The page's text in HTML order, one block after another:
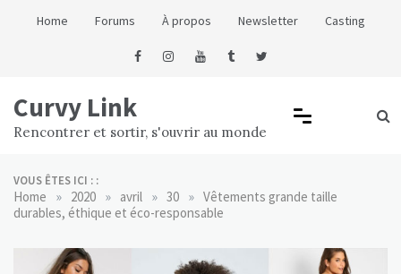
Home Forums À propos Newsletter Casting
Curvy Link
Rencontrer et sortir, s'ouvrir au monde
VOUS ÊTES ICI : :
Home » 2020 » avril » 30 » Vêtements grande taille
durables, éthique et éco-responsable